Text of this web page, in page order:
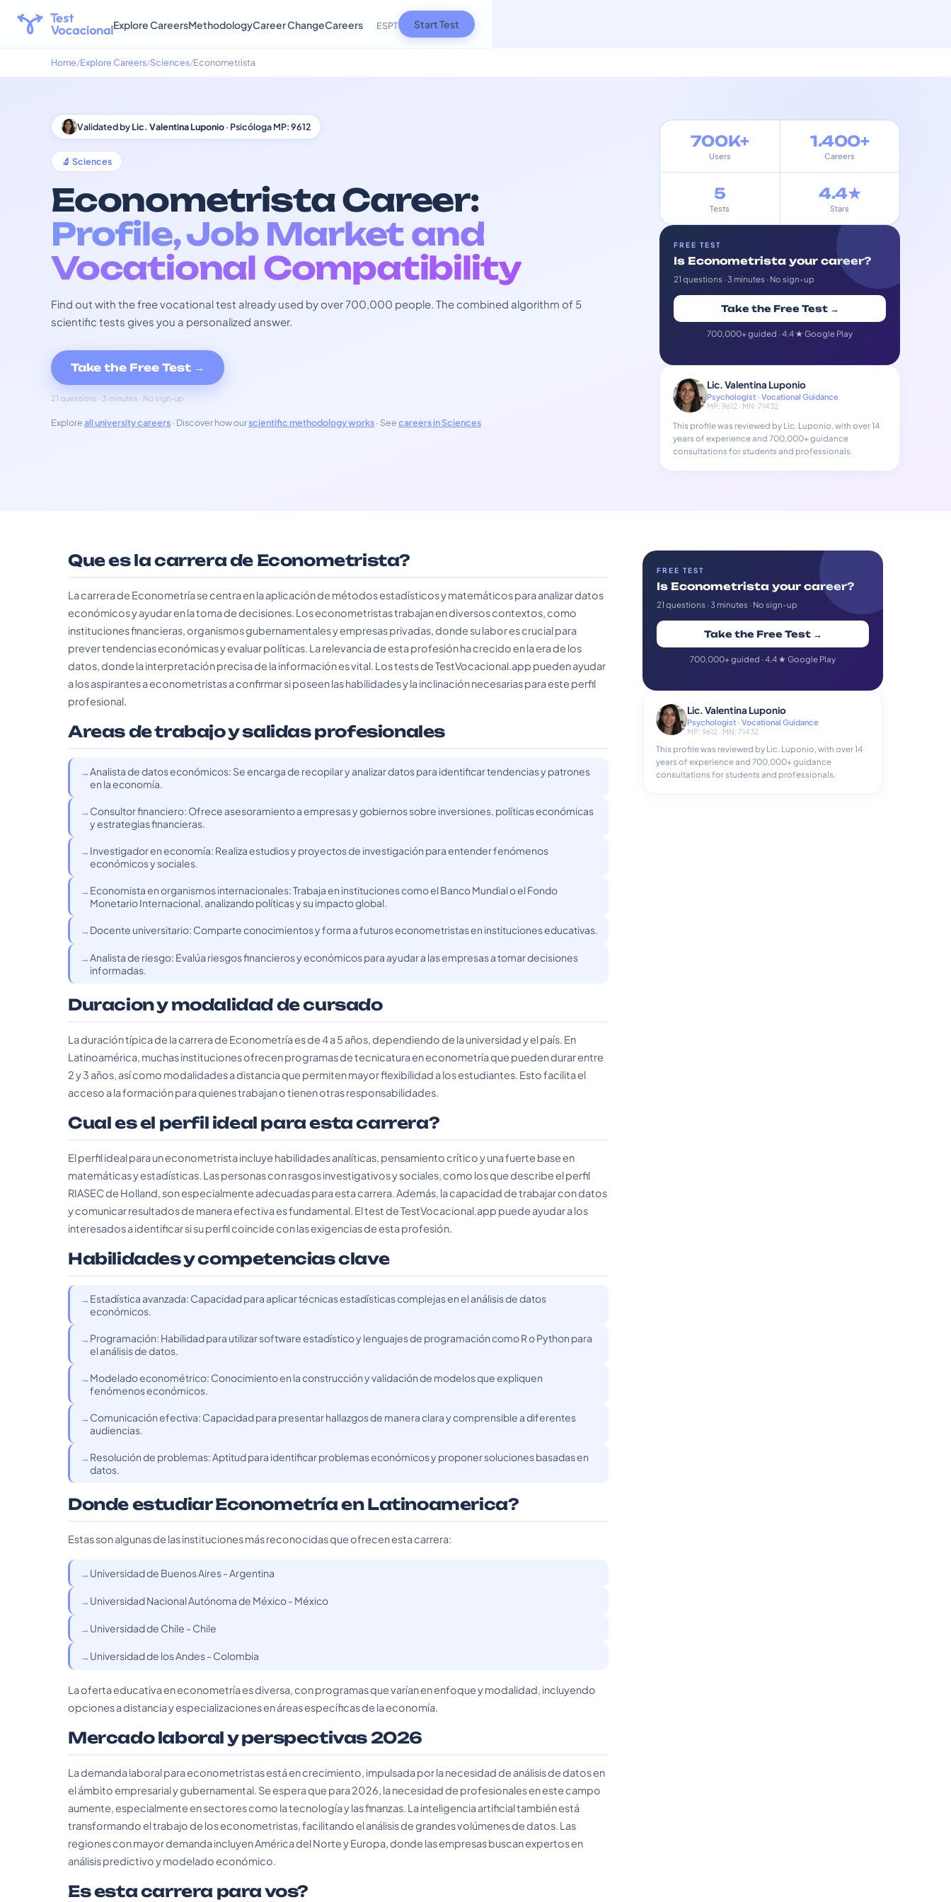
Explore CareersMethodologyCareer ChangeCareers ESPT Start Test
Home Explore Careers Sciences Econometrista
Validated byLic. Valentina Luponio· Psicóloga MP: 9612
🔬 Sciences
Econometrista Career:
Profile, Job Market and
Vocational Compatibility
Find out with the free vocational test already used by over 700,000 people. The combined algorithm of 5
scientific tests gives you a personalized answer.
Take the Free Test →
21 questions · 3 minutes · No sign-up
Exploreall university careers· Discover how ourscientific methodology works· Seecareers in Sciences
700K+
Users
1.400+
Careers
5
Tests
4.4★
Stars
FREE TEST
Is Econometrista your career?
21 questions · 3 minutes · No sign-up
Take the Free Test →
700,000+ guided · 4.4 ★ Google Play
Lic. Valentina Luponio
Psychologist · Vocational Guidance
MP: 9612 · MN: 71432
This profile was reviewed by Lic. Luponio, with over 14
years of experience and 700,000+ guidance
consultations for students and professionals.
Que es la carrera de Econometrista?
La carrera de Econometría se centra en la aplicación de métodos estadísticos y matemáticos para analizar datos
económicos y ayudar en la toma de decisiones. Los econometristas trabajan en diversos contextos, como
instituciones financieras, organismos gubernamentales y empresas privadas, donde su labor es crucial para
prever tendencias económicas y evaluar políticas. La relevancia de esta profesión ha crecido en la era de los
datos, donde la interpretación precisa de la información es vital. Los tests de TestVocacional.app pueden ayudar
a los aspirantes a econometristas a confirmar si poseen las habilidades y la inclinación necesarias para este perfil
profesional.
Areas de trabajo y salidas profesionales
Analista de datos económicos: Se encarga de recopilar y analizar datos para identificar tendencias y patrones
en la economía.
Consultor financiero: Ofrece asesoramiento a empresas y gobiernos sobre inversiones, políticas económicas
y estrategias financieras.
Investigador en economía: Realiza estudios y proyectos de investigación para entender fenómenos
económicos y sociales.
Economista en organismos internacionales: Trabaja en instituciones como el Banco Mundial o el Fondo
Monetario Internacional, analizando políticas y su impacto global.
Docente universitario: Comparte conocimientos y forma a futuros econometristas en instituciones educativas.
Analista de riesgo: Evalúa riesgos financieros y económicos para ayudar a las empresas a tomar decisiones
informadas.
Duracion y modalidad de cursado
La duración típica de la carrera de Econometría es de 4 a 5 años, dependiendo de la universidad y el país. En
Latinoamérica, muchas instituciones ofrecen programas de tecnicatura en econometría que pueden durar entre
2 y 3 años, así como modalidades a distancia que permiten mayor flexibilidad a los estudiantes. Esto facilita el
acceso a la formación para quienes trabajan o tienen otras responsabilidades.
Cual es el perfil ideal para esta carrera?
El perfil ideal para un econometrista incluye habilidades analíticas, pensamiento crítico y una fuerte base en
matemáticas y estadísticas. Las personas con rasgos investigativos y sociales, como los que describe el perfil
RIASEC de Holland, son especialmente adecuadas para esta carrera. Además, la capacidad de trabajar con datos
y comunicar resultados de manera efectiva es fundamental. El test de TestVocacional.app puede ayudar a los
interesados a identificar si su perfil coincide con las exigencias de esta profesión.
Habilidades y competencias clave
Estadística avanzada: Capacidad para aplicar técnicas estadísticas complejas en el análisis de datos
económicos.
Programación: Habilidad para utilizar software estadístico y lenguajes de programación como R o Python para
el análisis de datos.
Modelado econométrico: Conocimiento en la construcción y validación de modelos que expliquen
fenómenos económicos.
Comunicación efectiva: Capacidad para presentar hallazgos de manera clara y comprensible a diferentes
audiencias.
Resolución de problemas: Aptitud para identificar problemas económicos y proponer soluciones basadas en
datos.
Donde estudiar Econometría en Latinoamerica?
Estas son algunas de las instituciones más reconocidas que ofrecen esta carrera:
Universidad de Buenos Aires - Argentina
Universidad Nacional Autónoma de México - México
Universidad de Chile - Chile
Universidad de los Andes - Colombia
La oferta educativa en econometría es diversa, con programas que varían en enfoque y modalidad, incluyendo
opciones a distancia y especializaciones en áreas específicas de la economía.
Mercado laboral y perspectivas 2026
La demanda laboral para econometristas está en crecimiento, impulsada por la necesidad de análisis de datos en
el ámbito empresarial y gubernamental. Se espera que para 2026, la necesidad de profesionales en este campo
aumente, especialmente en sectores como la tecnología y las finanzas. La inteligencia artificial también está
transformando el trabajo de los econometristas, facilitando el análisis de grandes volúmenes de datos. Las
regiones con mayor demanda incluyen América del Norte y Europa, donde las empresas buscan expertos en
análisis predictivo y modelado económico.
Es esta carrera para vos?
FREE TEST
Is Econometrista your career?
21 questions · 3 minutes · No sign-up
Take the Free Test →
700,000+ guided · 4.4 ★ Google Play
Lic. Valentina Luponio
Psychologist · Vocational Guidance
MP: 9612 · MN: 71432
This profile was reviewed by Lic. Luponio, with over 14
years of experience and 700,000+ guidance
consultations for students and professionals.